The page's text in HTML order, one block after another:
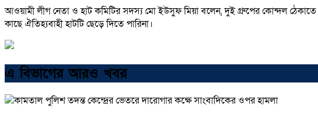
আওয়ামী লীগ নেতা ও হাট কমিটির সদস্য মো ইউসুফ মিয়া বলেন, দুই গ্রুপের কোন্দল
কাছে ঐতিহ্যবাহী হাটটি ছেড়ে দিতে পারিনা।
এ বিভাগের আরও খবর